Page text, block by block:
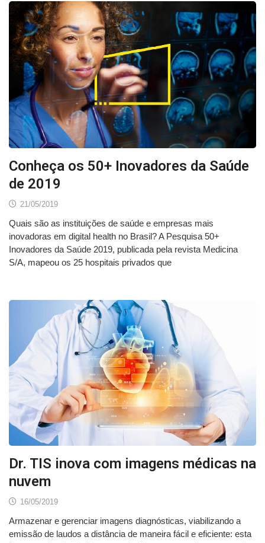
Conheça os 50+ Inovadores da Saúde
de 2019
21/05/2019
Quais são as instituições de saúde e empresas mais
inovadoras em digital health no Brasil? A Pesquisa 50+
Inovadores da Saúde 2019, publicada pela revista Medicina
S/A, mapeou os 25 hospitais privados que
Dr. TIS inova com imagens médicas na
nuvem
16/05/2019
Armazenar e gerenciar imagens diagnósticas, viabilizando a
emissão de laudos a distância de maneira fácil e eficiente: esta